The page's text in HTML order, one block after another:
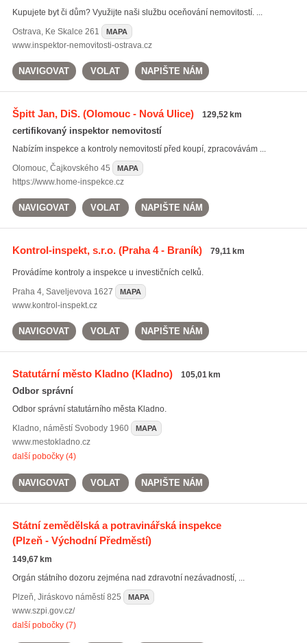
Kupujete byt či dům? Využijte naši službu oceňování nemovitostí. ...
Ostrava, Ke Skalce 261 MAPA
www.inspektor-nemovitosti-ostrava.cz
NAVIGOVAT VOLAT NAPIŠTE NÁM
Špitt Jan, DiS.(Olomouc - Nová Ulice) 129,52 km
certifikovaný inspektor nemovitostí
Nabízím inspekce a kontroly nemovitostí před koupí, zpracovávám ...
Olomouc, Čajkovského 45 MAPA
https://www.home-inspekce.cz
NAVIGOVAT VOLAT NAPIŠTE NÁM
Kontrol-inspekt, s.r.o.(Praha 4 - Braník) 79,11 km
Provádíme kontroly a inspekce u investičních celků.
Praha 4, Saveljevova 1627 MAPA
www.kontrol-inspekt.cz
NAVIGOVAT VOLAT NAPIŠTE NÁM
Statutární město Kladno(Kladno) 105,01 km
Odbor správní
Odbor správní statutárního města Kladno.
Kladno, náměstí Svobody 1960 MAPA
www.mestokladno.cz
další pobočky (4)
NAVIGOVAT VOLAT NAPIŠTE NÁM
Státní zemědělská a potravinářská inspekce
(Plzeň - Východní Předměstí)
149,67 km
Orgán státního dozoru zejména nad zdravotní nezávadností, ...
Plzeň, Jiráskovo náměstí 825 MAPA
www.szpi.gov.cz/
další pobočky (7)